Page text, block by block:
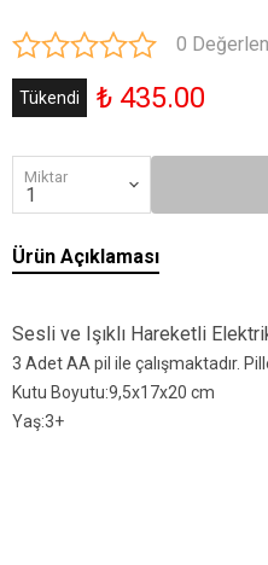
0
Tükendi ₺ 435.00
Miktar
Ürün Açıklaması
Sesli ve Işıklı Hareketli
3 Adet AA pil ile çalışmaktadır.
Kutu Boyutu:9,5x17x20 cm
Yaş:3+